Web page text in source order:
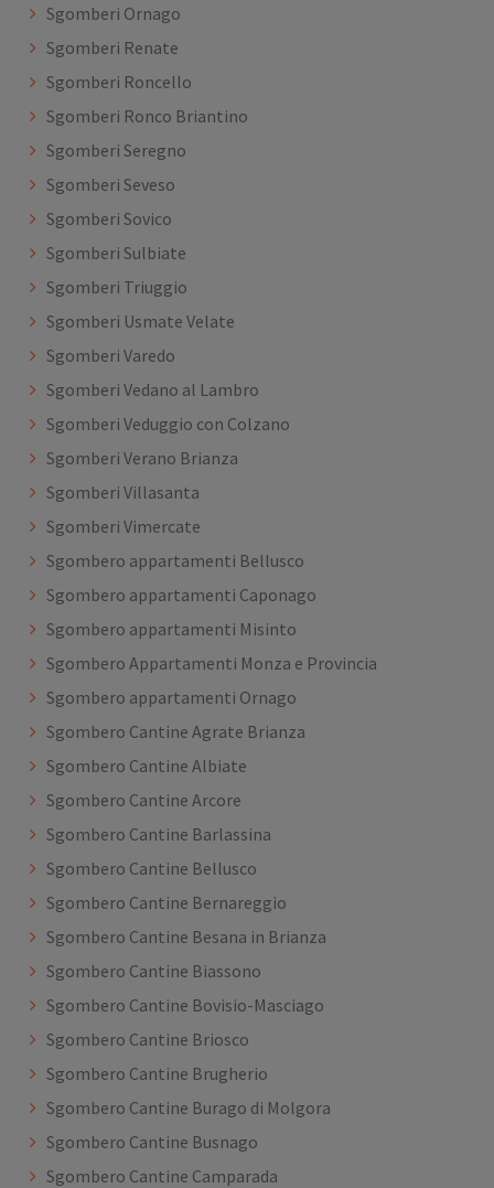
Sgomberi Ornago
Sgomberi Renate
Sgomberi Roncello
Sgomberi Ronco Briantino
Sgomberi Seregno
Sgomberi Seveso
Sgomberi Sovico
Sgomberi Sulbiate
Sgomberi Triuggio
Sgomberi Usmate Velate
Sgomberi Varedo
Sgomberi Vedano al Lambro
Sgomberi Veduggio con Colzano
Sgomberi Verano Brianza
Sgomberi Villasanta
Sgomberi Vimercate
Sgombero appartamenti Bellusco
Sgombero appartamenti Caponago
Sgombero appartamenti Misinto
Sgombero Appartamenti Monza e Provincia
Sgombero appartamenti Ornago
Sgombero Cantine Agrate Brianza
Sgombero Cantine Albiate
Sgombero Cantine Arcore
Sgombero Cantine Barlassina
Sgombero Cantine Bellusco
Sgombero Cantine Bernareggio
Sgombero Cantine Besana in Brianza
Sgombero Cantine Biassono
Sgombero Cantine Bovisio-Masciago
Sgombero Cantine Briosco
Sgombero Cantine Brugherio
Sgombero Cantine Burago di Molgora
Sgombero Cantine Busnago
Sgombero Cantine Camparada